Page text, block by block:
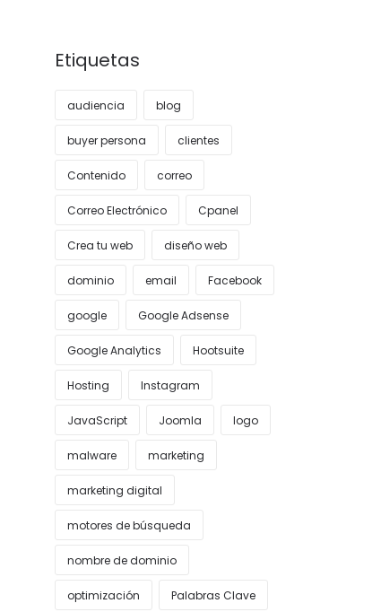
Etiquetas
audiencia blog
buyer persona clientes
Contenido correo
Correo Electrónico Cpanel
Crea tu web diseño web
dominio email Facebook
google Google Adsense
Google Analytics Hootsuite
Hosting Instagram
JavaScript Joomla logo
malware marketing
marketing digital
motores de búsqueda
nombre de dominio
optimización Palabras Clave